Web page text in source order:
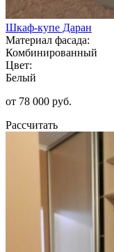
Шкаф-купе Даран
Материал фасада:
Комбинированный
Цвет:
Белый
от 78 000 руб.
Рассчитать